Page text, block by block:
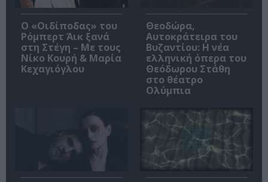
O «Οιδίποδας» του
Ρόμπερτ Άικ ξανά
στη Στέγη – Με τους
Νίκο Κουρή & Μαρία
Κεχαγιόγλου
Θεοδώρα,
Αυτοκράτειρα του
Βυζαντίου: Η νέα
ελληνική όπερα του
Θεόδωρου Στάθη
στο θέατρο
Ολύμπια